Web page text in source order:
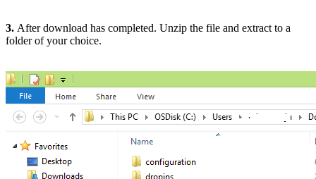
3. After download has completed. Unzip the file and extract to a
folder of your choice.